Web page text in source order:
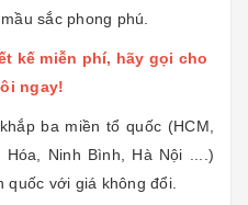
sắc phong phú.
kế miễn phí, hãy gọi cho
ngay!
ba miền tổ quốc (HCM,
Ninh Bình, Hà Nội ....)
quốc với giá không đổi.